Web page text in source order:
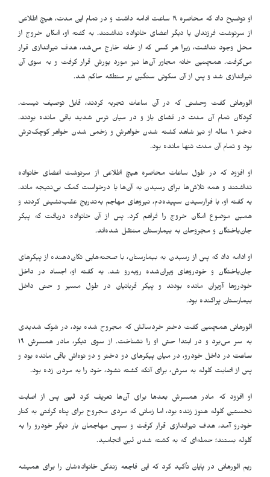
او توضیح داد که محاصره ۱۹ ساعت ادامه داشت و در تمام این مدت، هیچ اطلاعی
از سرنوشت فرزندان یا دیگر اعضای خانواده نداشتند. به گفته او، امکان خروج از
محل وجود نداشت، زیرا هر کسی که از خانه خارج می‌شد، هدف تیراندازی قرار
می‌گرفت. همچنین خانه مجاور آن‌ها نیز مورد یورش قرار گرفت و به سوی آن
تیراندازی شد و پس از آن سکوتی سنگین بر منطقه حاکم شد.
الورهانی گفت وحشتی که در آن ساعات تجربه کردند، قابل توصیف نیست.
کودکان تمام آن مدت در فضای باز و در میان ترس شدید باقی مانده بودند.
دختر ۹ ساله او نیز شاهد کشته شدن خواهرش و زخمی شدن خواهر کوچک‌ترش
بود و تمام آن مدت تنها مانده بود.
او افزود که در طول ساعات محاصره هیچ اطلاعی از سرنوشت اعضای خانواده
نداشتند و همه تلاش‌ها برای رسیدن به آن‌ها یا درخواست کمک بی‌نتیجه ماند.
به گفته او، با فرارسیدن سپیده‌دم، نیروهای مهاجم به‌تدریج عقب‌نشینی کردند و
همین موضوع امکان خروج را فراهم کرد. پس از آن خانواده دریافت که پیکر
جان‌باختگان و مجروحان به بیمارستان منتقل شده‌اند.
او ادامه داد که پس از رسیدن به بیمارستان، با صحنه‌هایی تکان‌دهنده از پیکرهای
جان‌باختگان و خودروهای ویران‌شده روبه‌رو شد. به گفته او، اجساد در داخل
خودروها آویزان مانده بودند و پیکر قربانیان در طول مسیر و حتی داخل
بیمارستان پراکنده بود.
الورهانی همچنین گفت دختر خردسالش که مجروح شده بود، در شوک شدیدی
به سر می‌برد و در ابتدا حتی او را نشناخت. از سوی دیگر، مادر همسرش ۱۹
ساعت در داخل خودرو، در میان پیکرهای دو دختر و دو نوه‌اش باقی مانده بود و
پس از اصابت گلوله به سرش، برای آنکه کشته نشود، خود را به مردن زده بود.
او افزود که مادر همسرش بعدها برای آن‌ها تعریف کرد لین پس از اصابت
نخستین گلوله هنوز زنده بود، اما زمانی که مردی مجروح برای پناه گرفتن به کنار
خودرو آمد، هدف تیراندازی قرار گرفت و سپس مهاجمان بار دیگر خودرو را به
گلوله بستند؛ حمله‌ای که به کشته شدن لین انجامید.
ریم الورهانی در پایان تأکید کرد که این فاجعه زندگی خانواده‌شان را برای همیشه